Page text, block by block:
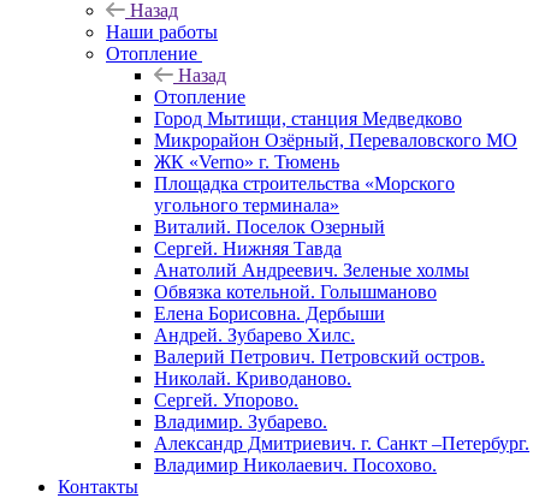
Назад
Наши работы
Отопление
Назад
Отопление
Город Мытищи, станция Медведково
Микрорайон Озёрный, Переваловского МО
ЖК «Verno» г. Тюмень
Площадка строительства «Морского
угольного терминала»
Виталий. Поселок Озерный
Сергей. Нижняя Тавда
Анатолий Андреевич. Зеленые холмы
Обвязка котельной. Голышманово
Елена Борисовна. Дербыши
Андрей. Зубарево Хилс.
Валерий Петрович. Петровский остров.
Николай. Криводаново.
Сергей. Упорово.
Владимир. Зубарево.
Александр Дмитриевич. г. Санкт –Петербург.
Владимир Николаевич. Посохово.
Контакты